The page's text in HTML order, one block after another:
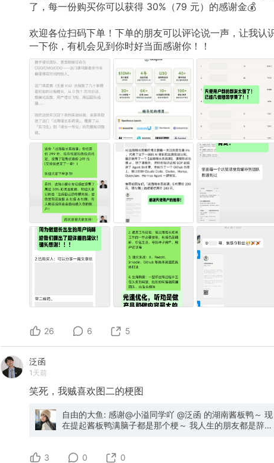
了，每一份购买你可以获得 30%（79 元）的感谢金💰
欢迎各位扫码下单！下单的朋友可以评论说一声，让我认
一下你，有机会见到你时好当面感谢你！！
26 6 5
泛函
1天前
笑死，我贼喜欢图二的梗图
自由的大鱼: 感谢@小溢同学吖 @泛函 的湖南酱板鸭～ 现
在提起酱板鸭满脑子都是那个梗～ 我人生的朋友都是辞职
你跟你的同事是朋友吗～我现在每天深度链接我的学员，
3 0 0